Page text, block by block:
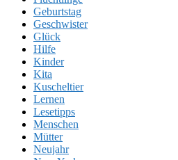
Geburtstag
Geschwister
Glück
Hilfe
Kinder
Kita
Kuscheltier
Lernen
Lesetipps
Menschen
Mütter
Neujahr